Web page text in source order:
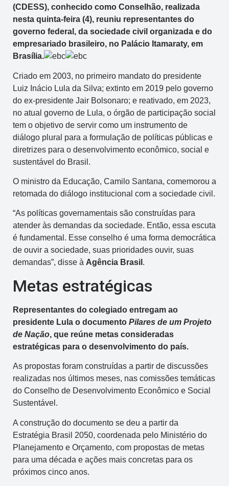
(CDESS), conhecido como Conselhão, realizada
nesta quinta-feira (4), reuniu representantes do
governo federal, da sociedade civil organizada e do
empresariado brasileiro, no Palácio Itamaraty, em
Brasília.
Criado em 2003, no primeiro mandato do presidente
Luiz Inácio Lula da Silva; extinto em 2019 pelo governo
do ex-presidente Jair Bolsonaro; e reativado, em 2023,
no atual governo de Lula, o órgão de participação social
tem o objetivo de servir como um instrumento de
diálogo plural para a formulação de políticas públicas e
diretrizes para o desenvolvimento econômico, social e
sustentável do Brasil.
O ministro da Educação, Camilo Santana, comemorou a
retomada do diálogo institucional com a sociedade civil.
“As políticas governamentais são construídas para
atender às demandas da sociedade. Então, essa escuta
é fundamental. Esse conselho é uma forma democrática
de ouvir a sociedade, suas prioridades ouvir, suas
demandas”, disse à Agência Brasil .
Metas estratégicas
Representantes do colegiado entregam ao
presidente Lula o documento Pilares de um Projeto
de Nação, que reúne metas consideradas
estratégicas para o desenvolvimento do país.
As propostas foram construídas a partir de discussões
realizadas nos últimos meses, nas comissões temáticas
do Conselho de Desenvolvimento Econômico e Social
Sustentável.
A construção do documento se deu a partir da
Estratégia Brasil 2050, coordenada pelo Ministério do
Planejamento e Orçamento, com propostas de metas
para uma década e ações mais concretas para os
próximos cinco anos.